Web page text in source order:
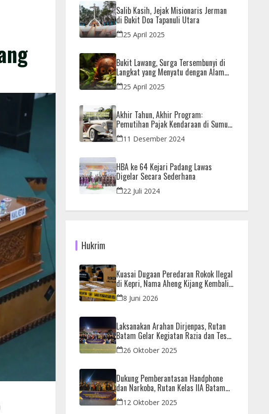
Salib Kasih, Jejak Misionaris Jerman
di Bukit Doa Tapanuli Utara
25 April 2025
Bukit Lawang, Surga Tersembunyi di
Langkat yang Menyatu dengan Alam
dan Orangutan
25 April 2025
Akhir Tahun, Akhir Program:
Pemutihan Pajak Kendaraan di Sumut
Hanya Sampai 31 Desember
11 Desember 2024
HBA ke 64 Kejari Padang Lawas
Digelar Secara Sederhana
22 Juli 2024
Hukrim
Kuasai Dugaan Peredaran Rokok Ilegal
di Kepri, Nama Aheng Kijang Kembali
Disorot
8 Juni 2026
Laksanakan Arahan Dirjenpas, Rutan
Batam Gelar Kegiatan Razia dan Tes
Urine Bersama APH
26 Oktober 2025
Dukung Pemberantasan Handphone
dan Narkoba, Rutan Kelas IIA Batam
Gelar Razia Bersama Aparat Penegak
Hukum
12 Oktober 2025